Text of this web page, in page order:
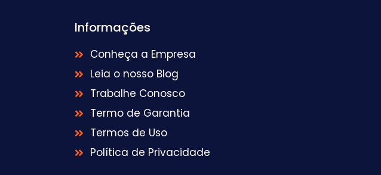
Informações
Conheça a Empresa
Leia o nosso Blog
Trabalhe Conosco
Termo de Garantia
Termos de Uso
Política de Privacidade